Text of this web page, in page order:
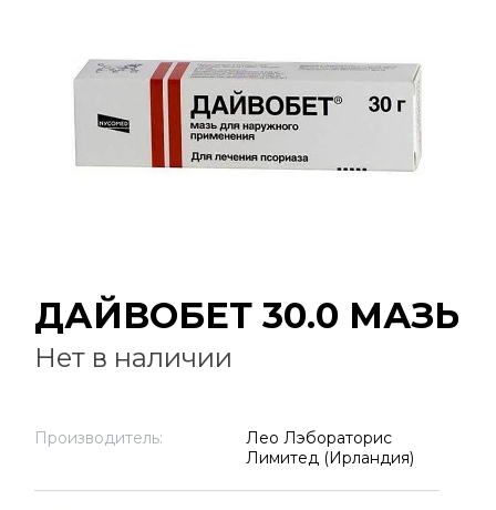
ДАЙВОБЕТ 30.0 МАЗЬ
Нет в наличии
Производитель:
Лео Лэбораторис
Лимитед (Ирландия)